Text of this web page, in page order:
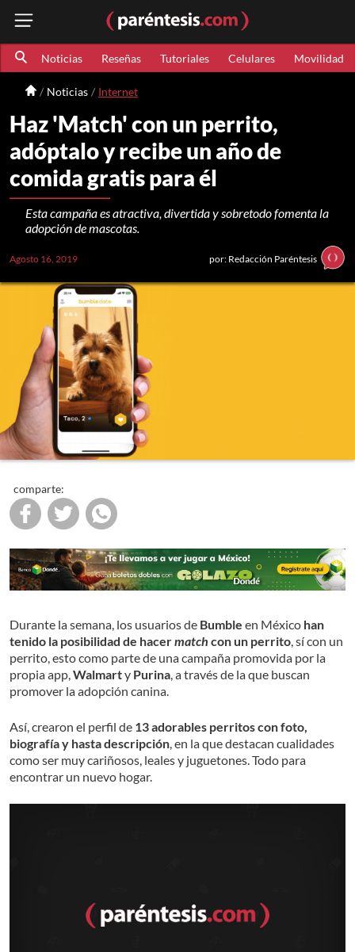
Noticias Reseñas Tutoriales Celulares Movilidad
Noticias Internet
Haz 'Match' con un perrito,
adóptalo y recibe un año de
comida gratis para él
Esta campaña es atractiva, divertida y sobretodo fomenta la
adopción de mascotas.
Agosto 16, 2019 por: Redacción Paréntesis
comparte:
Durante la semana, los usuarios de Bumble en México han
tenido la posibilidad de hacermatch con un perrito , sí con un
perrito, esto como parte de una campaña promovida por la
propia app, Walmarty Purina , a través de la que buscan
promover la adopción canina.
Así, crearon el perfil de 13 adorables perritos con foto,
biografía y hasta descripción , en la que destacan cualidades
como ser muy cariñosos, leales y juguetones. Todo para
encontrar un nuevo hogar.